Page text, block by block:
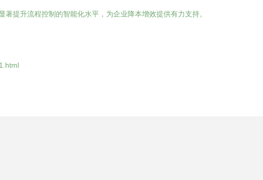
提升流程控制的智能化水平，为企业降本增效提供有力支持。